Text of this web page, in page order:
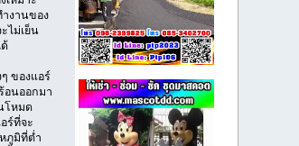
งานของ
ไม่เย็น
ของแอร์
อนออกมา
โหมด
ร์ที่จะ
ภูมิที่ต่ำ